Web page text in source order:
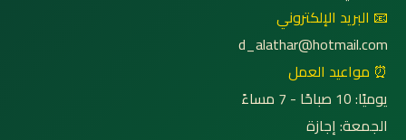
📧 البريد الإلكتروني
d_alathar@hotmail.com
⏰ مواعيد العمل
يوميًا: 10 صباحًا - 7 مساءً
الجمعة: إجازة